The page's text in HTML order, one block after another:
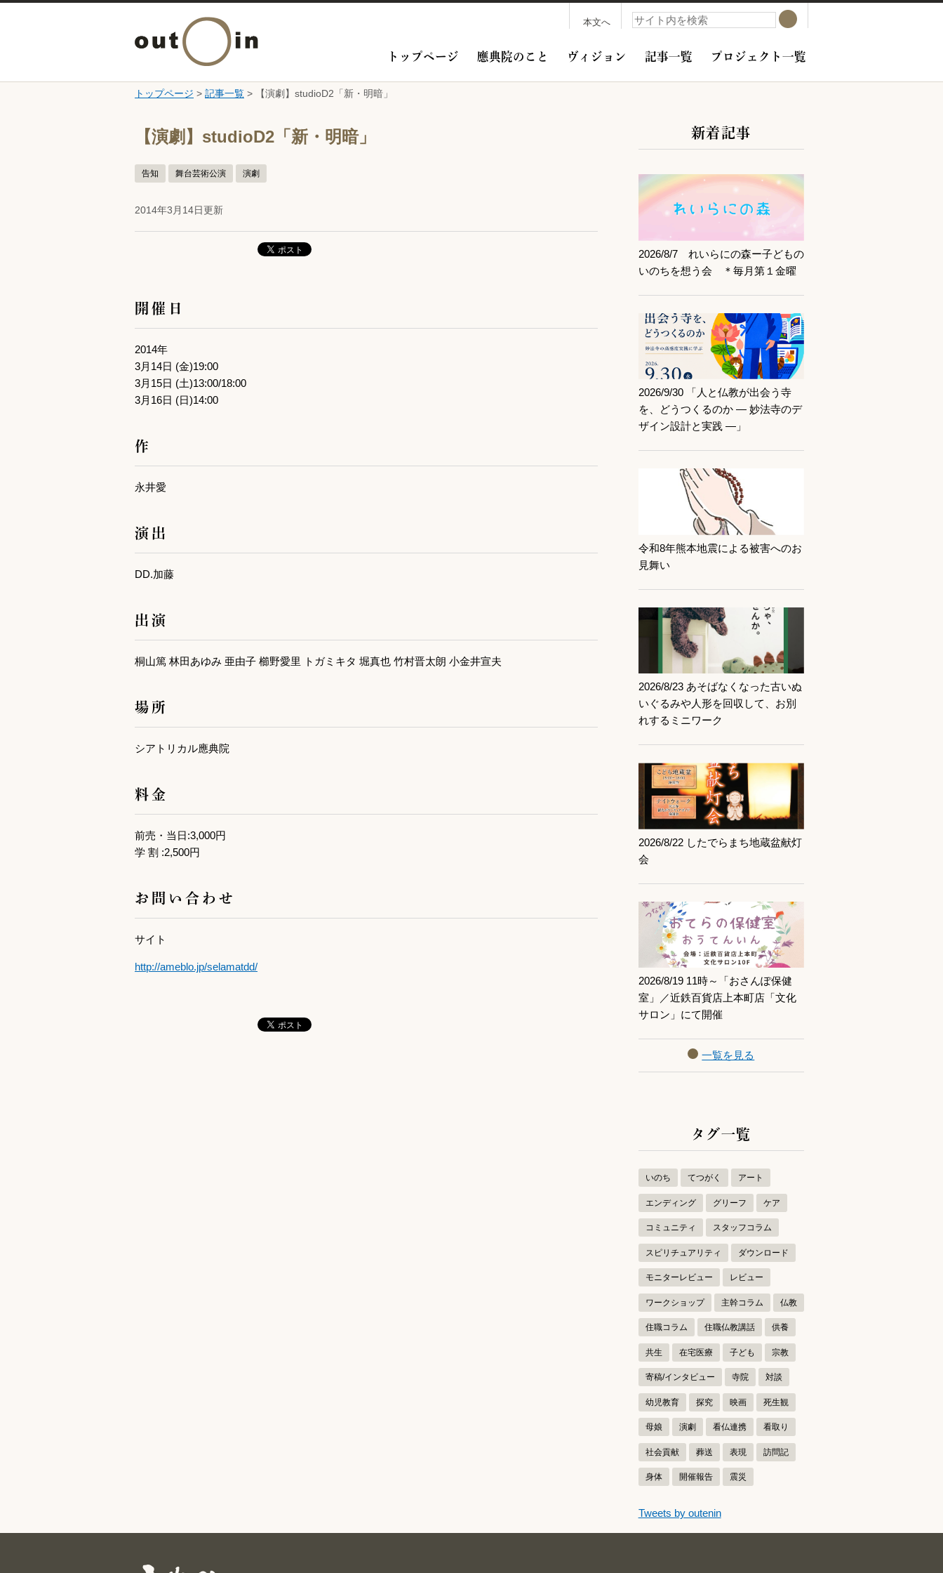
本文へ 検索
検索
トップページ 應典院のこと ヴィジョン 記事一覧 プロジェクト一覧
トップページ > 記事一覧 > 【演劇】studioD2「新・明暗」
【演劇】studioD2「新・明暗」
告知 舞台芸術公演 演劇
2014年3月14日更新
開催日
2014年
3月14日 (金)19:00
3月15日 (土)13:00/18:00
3月16日 (日)14:00
作
永井愛
演出
DD.加藤
出演
桐山篤 林田あゆみ 亜由子 櫛野愛里 トガミキタ 堀真也 竹村晋太朗 小金井宣夫
場所
シアトリカル應典院
料金
前売・当日:3,000円
学 割 :2,500円
お問い合わせ
サイト
http://ameblo.jp/selamatdd/
サブコンテンツ
新着記事
2026/8/7 れいらにの森ー子どもの
いのちを想う会 ＊毎月第１金曜
記事を読む
2026/9/30 「人と仏教が出会う寺
を、どうつくるのか ― 妙法寺のデ
ザイン設計と実践 ―」
記事を読む
令和8年熊本地震による被害へのお
見舞い
記事を読む
2026/8/23 あそばなくなった古いぬ
いぐるみや人形を回収して、お別
れするミニワーク
記事を読む
2026/8/22 したでらまち地蔵盆献灯
会
記事を読む
2026/8/19 11時～「おさんぽ保健
室」／近鉄百貨店上本町店「文化
サロン」にて開催
記事を読む
一覧を見る
タグ一覧
いのち てつがく アート
エンディング グリーフ ケア
コミュニティ スタッフコラム
スピリチュアリティ ダウンロード
モニターレビュー レビュー
ワークショップ 主幹コラム 仏教
住職コラム 住職仏教講話 供養
共生 在宅医療 子ども 宗教
寄稿/インタビュー 寺院 対談
幼児教育 探究 映画 死生観
母娘 演劇 看仏連携 看取り
社会貢献 葬送 表現 訪問記
身体 開催報告 震災
つぶやきをスキップする
Tweets by outenin